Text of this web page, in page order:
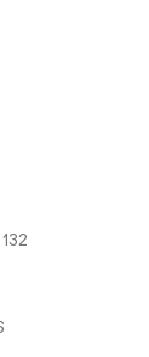
132